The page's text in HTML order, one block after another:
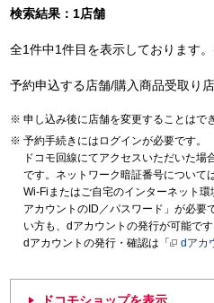
検索結果：1店舗
全1件中1件目を表示しております
予約申込する店舗/購入商品受取り
申し込み後に店舗を変更することはで
予約手続きにはログインが必要です。
ドコモ回線にてアクセスいただいた
です。ネットワーク暗証番号について
Wi-Fiまたはご自宅のインターネット
アカウントのID／パスワード」が必要
い方も、dアカウントの発行が可能です
dアカウントの発行・確認は「
dアカ